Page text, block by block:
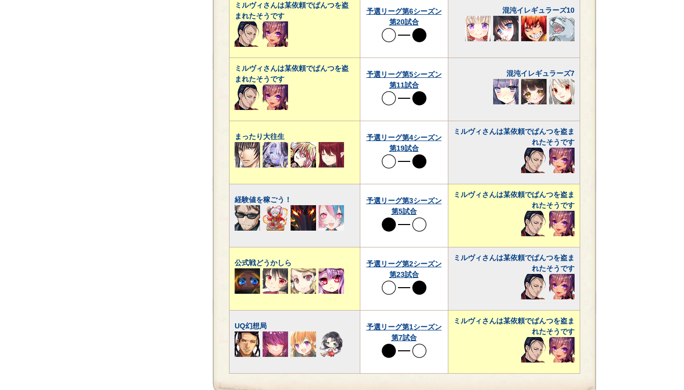
ミルヴィさんは某依頼でぱんつを盗
まれたそうです
予選リーグ第6シーズン
第20試合
混沌イレギュラーズ10
ミルヴィさんは某依頼でぱんつを盗
まれたそうです
予選リーグ第5シーズン
第11試合
混沌イレギュラーズ7
まったり大往生
予選リーグ第4シーズン
第19試合
ミルヴィさんは某依頼でぱんつを盗ま
れたそうです
経験値を稼ごう！
予選リーグ第3シーズン
第5試合
ミルヴィさんは某依頼でぱんつを盗ま
れたそうです
公式戦どうかしら
予選リーグ第2シーズン
第23試合
ミルヴィさんは某依頼でぱんつを盗ま
れたそうです
UQ幻想局
予選リーグ第1シーズン
第7試合
ミルヴィさんは某依頼でぱんつを盗ま
れたそうです